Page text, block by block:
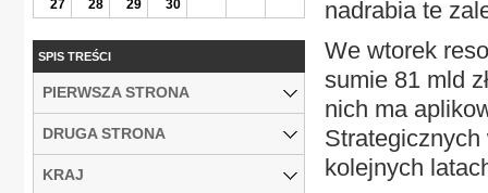
nadrabia te
We wtorek
sumie 81 mld
nich ma
kolejnych
27
28 29 30
SPIS TREŚCI
PIERWSZA STRONA
DRUGA STRONA
KRAJ